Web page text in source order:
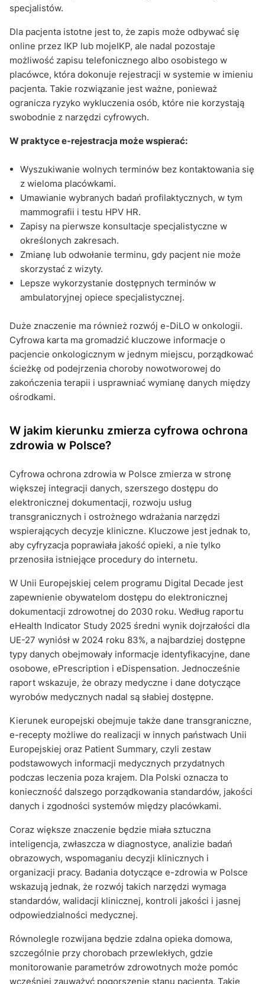
specjalistów.
Dla pacjenta istotne jest to, że zapis może odbywać się
online przez IKP lub mojeIKP, ale nadal pozostaje
możliwość zapisu telefonicznego albo osobistego w
placówce, która dokonuje rejestracji w systemie w imieniu
pacjenta. Takie rozwiązanie jest ważne, ponieważ
ogranicza ryzyko wykluczenia osób, które nie korzystają
swobodnie z narzędzi cyfrowych.
W praktyce e-rejestracja może wspierać:
Wyszukiwanie wolnych terminów bez kontaktowania się
z wieloma placówkami.
Umawianie wybranych badań profilaktycznych, w tym
mammografii i testu HPV HR.
Zapisy na pierwsze konsultacje specjalistyczne w
określonych zakresach.
Zmianę lub odwołanie terminu, gdy pacjent nie może
skorzystać z wizyty.
Lepsze wykorzystanie dostępnych terminów w
ambulatoryjnej opiece specjalistycznej.
Duże znaczenie ma również rozwój e-DiLO w onkologii.
Cyfrowa karta ma gromadzić kluczowe informacje o
pacjencie onkologicznym w jednym miejscu, porządkować
ścieżkę od podejrzenia choroby nowotworowej do
zakończenia terapii i usprawniać wymianę danych między
ośrodkami.
W jakim kierunku zmierza cyfrowa ochrona
zdrowia w Polsce?
Cyfrowa ochrona zdrowia w Polsce zmierza w stronę
większej integracji danych, szerszego dostępu do
elektronicznej dokumentacji, rozwoju usług
transgranicznych i ostrożnego wdrażania narzędzi
wspierających decyzje kliniczne. Kluczowe jest jednak to,
aby cyfryzacja poprawiała jakość opieki, a nie tylko
przenosiła istniejące procedury do internetu.
W Unii Europejskiej celem programu Digital Decade jest
zapewnienie obywatelom dostępu do elektronicznej
dokumentacji zdrowotnej do 2030 roku. Według raportu
eHealth Indicator Study 2025 średni wynik dojrzałości dla
UE-27 wyniósł w 2024 roku 83%, a najbardziej dostępne
typy danych obejmowały informacje identyfikacyjne, dane
osobowe, ePrescription i eDispensation. Jednocześnie
raport wskazuje, że obrazy medyczne i dane dotyczące
wyrobów medycznych nadal są słabiej dostępne.
Kierunek europejski obejmuje także dane transgraniczne,
e-recepty możliwe do realizacji w innych państwach Unii
Europejskiej oraz Patient Summary, czyli zestaw
podstawowych informacji medycznych przydatnych
podczas leczenia poza krajem. Dla Polski oznacza to
konieczność dalszego porządkowania standardów, jakości
danych i zgodności systemów między placówkami.
Coraz większe znaczenie będzie miała sztuczna
inteligencja, zwłaszcza w diagnostyce, analizie badań
obrazowych, wspomaganiu decyzji klinicznych i
organizacji pracy. Badania dotyczące e-zdrowia w Polsce
wskazują jednak, że rozwój takich narzędzi wymaga
standardów, walidacji klinicznej, kontroli jakości i jasnej
odpowiedzialności medycznej.
Równolegle rozwijana będzie zdalna opieka domowa,
szczególnie przy chorobach przewlekłych, gdzie
monitorowanie parametrów zdrowotnych może pomóc
wcześniej zauważyć pogorszenie stanu pacjenta. Takie